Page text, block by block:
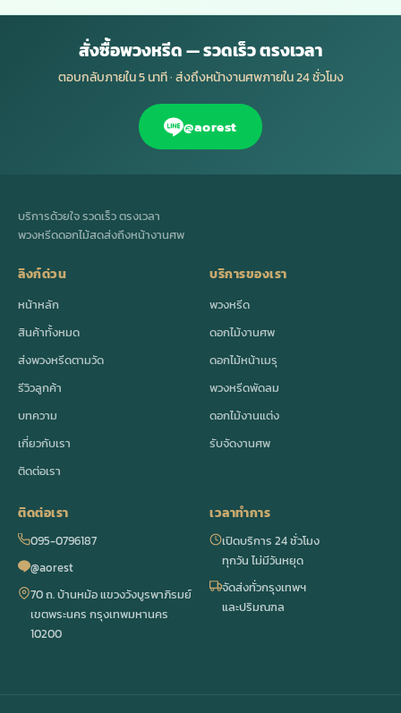
สั่งซื้อพวงหรีด — รวดเร็ว ตรงเวลา
ตอบกลับภายใน 5 นาที · ส่งถึงหน้างานศพภายใน 24 ชั่วโมง
@aorest
บริการด้วยใจ รวดเร็ว ตรงเวลา
พวงหรีดดอกไม้สดส่งถึงหน้างานศพ
ลิงก์ด่วน
หน้าหลัก
สินค้าทั้งหมด
ส่งพวงหรีดตามวัด
รีวิวลูกค้า
บทความ
เกี่ยวกับเรา
ติดต่อเรา
บริการของเรา
พวงหรีด
ดอกไม้งานศพ
ดอกไม้หน้าเมรุ
พวงหรีดพัดลม
ดอกไม้งานแต่ง
รับจัดงานศพ
ติดต่อเรา
095-0796187
@aorest
70 ถ. บ้านหม้อ แขวงวังบูรพาภิรมย์
เขตพระนคร กรุงเทพมหานคร
10200
เวลาทำการ
เปิดบริการ 24 ชั่วโมง
ทุกวัน ไม่มีวันหยุด
จัดส่งทั่วกรุงเทพฯ
และปริมณฑล